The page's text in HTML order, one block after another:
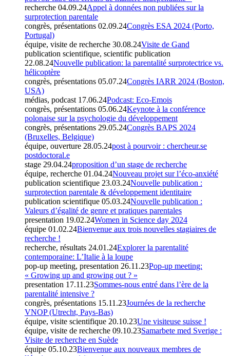
recherche 04.09.24Appel à données non publiées sur la
surprotection parentale
congrès, présentations 02.09.24Congrès ESA 2024 (Porto,
Portugal)
équipe, visite de recherche 30.08.24Visite de Gand
publication scientifique, scientific publication
22.08.24Nouvelle publication: la parentalité surprotectrice vs.
hélicoptère
congrès, présentations 05.07.24Congrès IARR 2024 (Boston,
USA)
médias, podcast 17.06.24Podcast: Eco-Emois
congrès, présentations 05.06.24Keynote à la conférence
polonaise sur la psychologie du développement
congrès, présentations 29.05.24Congrès BAPS 2024
(Bruxelles, Belgique)
équipe, ouverture 28.05.24post à pourvoir : chercheur.se
postdoctoral.e
stage 29.04.24proposition d’un stage de recherche
équipe, recherche 01.04.24Nouveau projet sur l’éco-anxiété
publication scientifique 23.03.24Nouvelle publication :
surprotection parentale & développement identitaire
publication scientifique 05.03.24Nouvelle publication :
Valeurs d’égalité de genre et pratiques parentales
presentation 19.02.24Women in Science day 2024
équipe 01.02.24Bienvenue aux trois nouvelles stagiaires de
recherche !
recherche, résultats 24.01.24Explorer la parentalité
contemporaine: L’Italie à la loupe
pop-up meeting, presentation 26.11.23Pop-up meeting:
« Growing up and growing out ? »
presentation 17.11.23Sommes-nous entré dans l’ère de la
parentalité intensive ?
congrès, présentations 15.11.23Journées de la recherche
VNOP (Utrecht, Pays-Bas)
équipe, visite scientifique 20.10.23Une visiteuse suisse !
équipe, visite de recherche 09.10.23Samarbete med Sverige :
Visite de recherche en Suède
équipe 05.10.23Bienvenue aux nouveaux membres de